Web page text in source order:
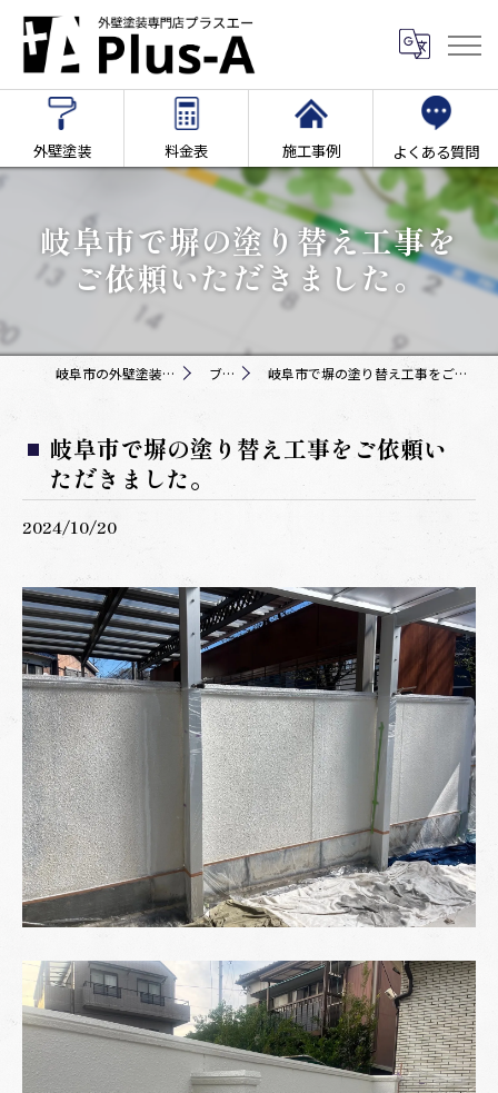
外壁塗装 料金表 施工事例 よくある質問
岐阜市で塀の塗り替え工事を
ご依頼いただきました。
岐阜市の外壁塗装専門店Plus-A ブログ 岐阜市で塀の塗り替え工事をご依頼いただきました。
岐阜市で塀の塗り替え工事をご依頼い
ただきました。
2024/10/20